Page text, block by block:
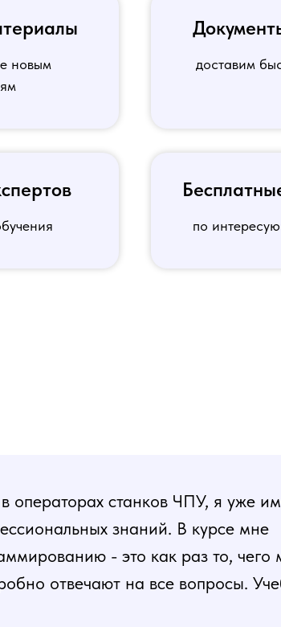
новым
доставим
по
операторах станков ЧПУ, я уже
знаний. В курсе мне
- это как раз то, чего
отвечают на все вопросы.
процесс усвоения